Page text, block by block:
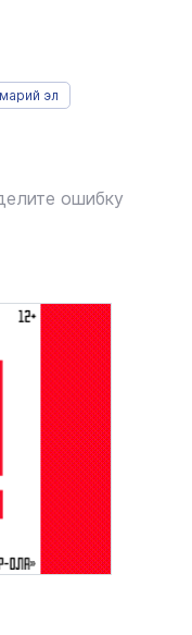
марий эл
ошибку